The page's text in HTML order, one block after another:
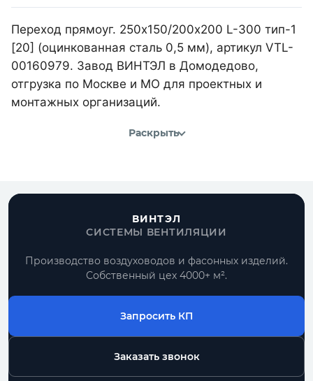
Переход прямоуг. 250х150/200х200 L-300 тип-1
[20] (оцинкованная сталь 0,5 мм), артикул VTL-
00160979. Завод ВИНТЭЛ в Домодедово,
отгрузка по Москве и МО для проектных и
монтажных организаций.
Раскрыть
ВИНТЭЛ
СИСТЕМЫ ВЕНТИЛЯЦИИ
Производство воздуховодов и фасонных изделий.
Собственный цех 4000+ м².
Запросить КП
Заказать звонок